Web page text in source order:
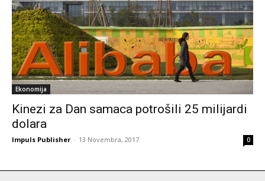
Ekonomija
Kinezi za Dan samaca potrošili 25 milijardi
dolara
Impuls Publisher - 13 Novembra, 2017 0